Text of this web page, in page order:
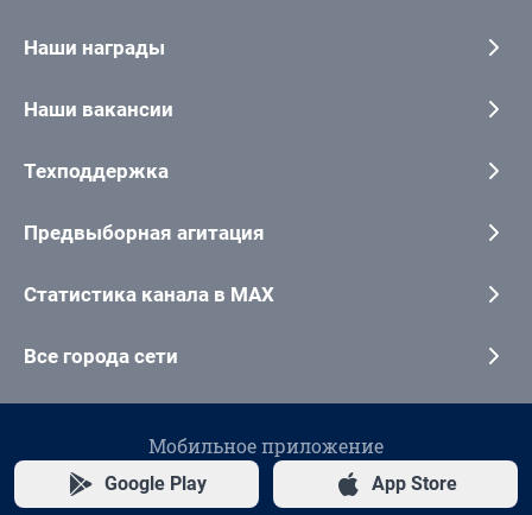
Наши награды
Наши вакансии
Техподдержка
Предвыборная агитация
Статистика канала в MAX
Все города сети
Мобильное приложение
Google Play App Store